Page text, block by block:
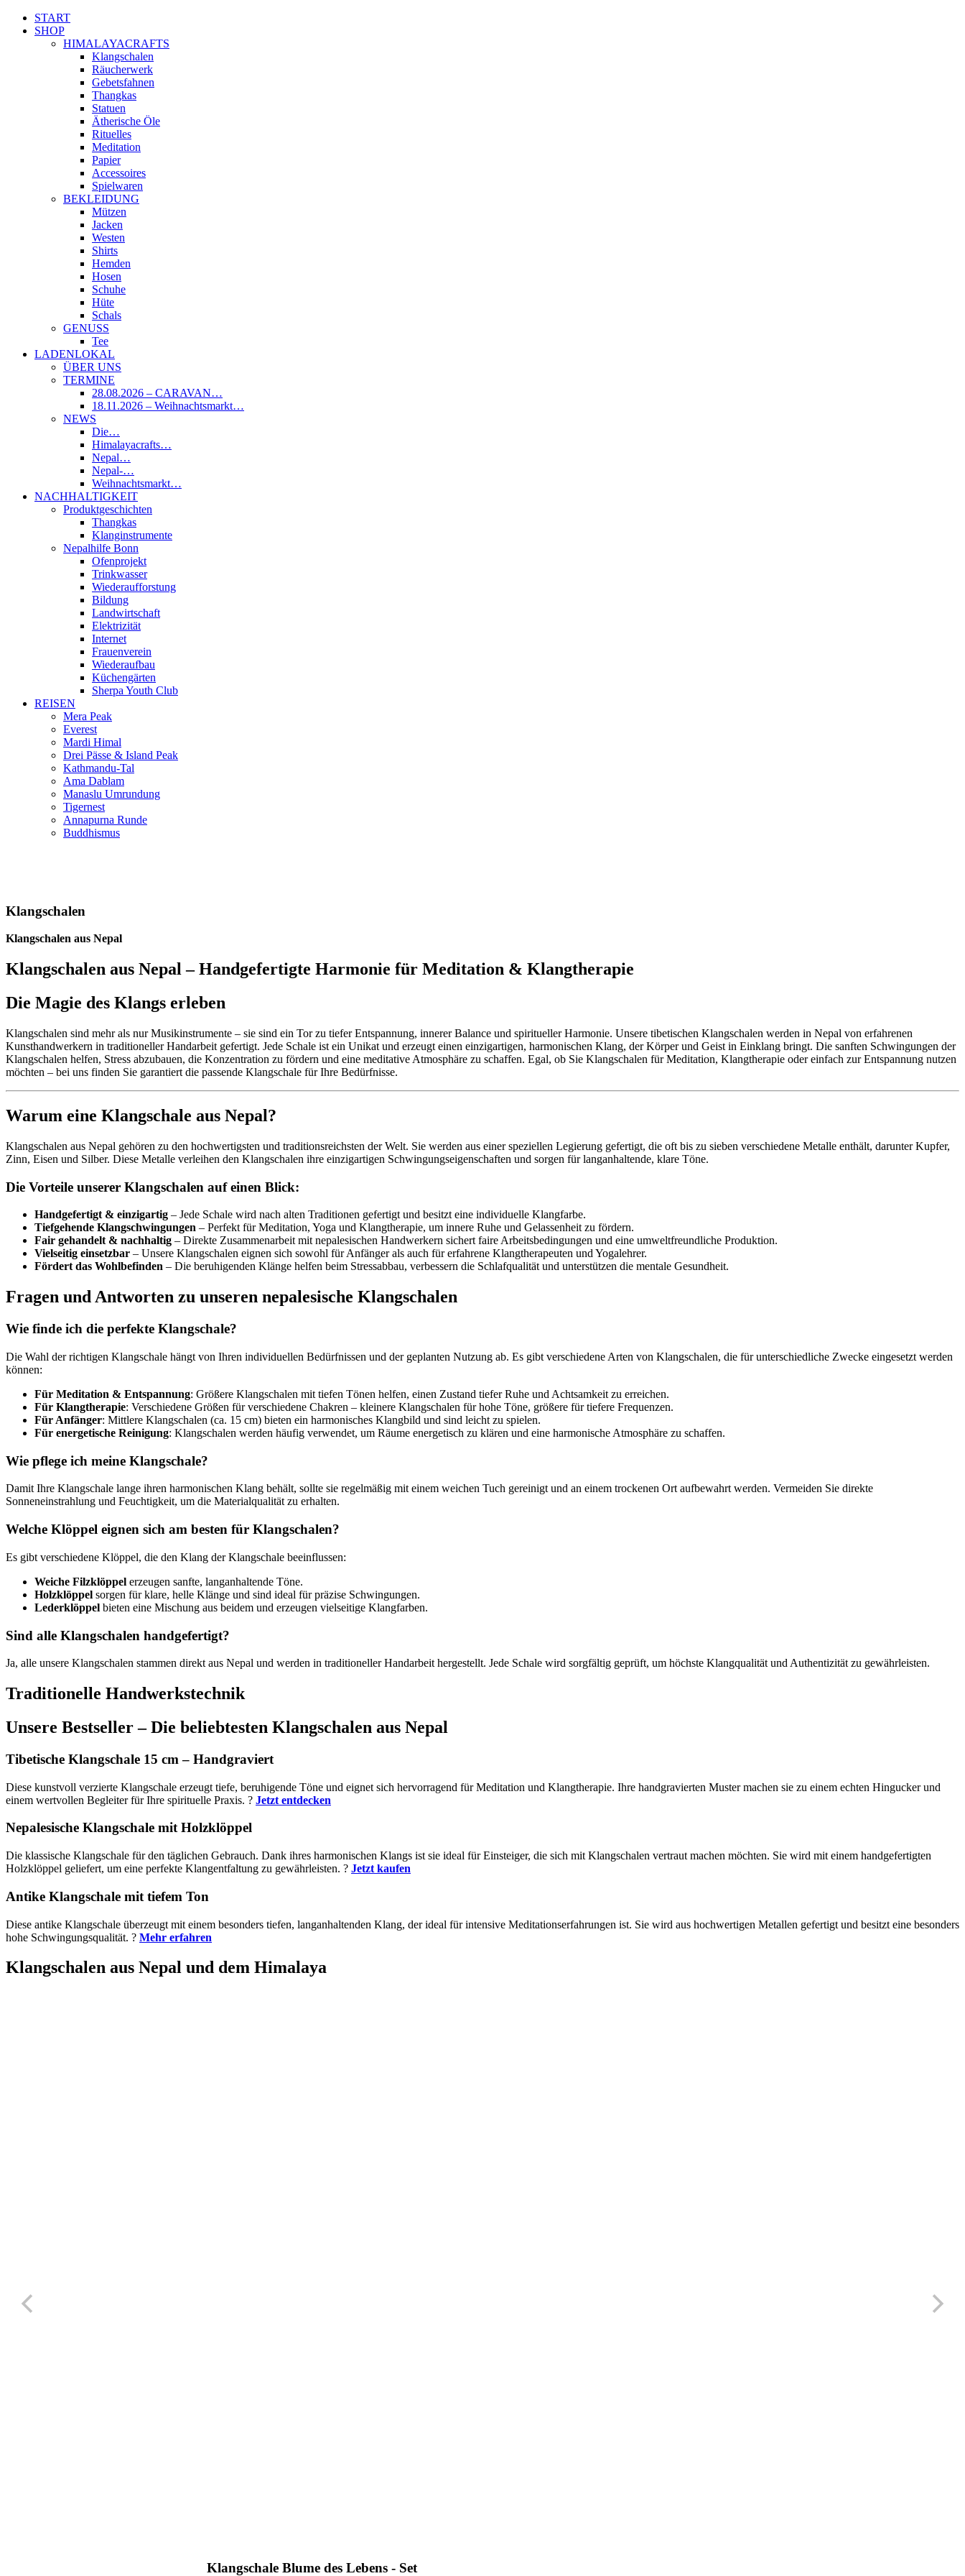
START
SHOP
HIMALAYACRAFTS
Klangschalen
Räucherwerk
Gebetsfahnen
Thangkas
Statuen
Ätherische Öle
Rituelles
Meditation
Papier
Accessoires
Spielwaren
BEKLEIDUNG
Mützen
Jacken
Westen
Shirts
Hemden
Hosen
Schuhe
Hüte
Schals
GENUSS
Tee
LADENLOKAL
ÜBER UNS
TERMINE
28.08.2026 – CARAVAN…
18.11.2026 – Weihnachtsmarkt…
NEWS
Die…
Himalayacrafts…
Nepal…
Nepal-…
Weihnachtsmarkt…
NACHHALTIGKEIT
Produktgeschichten
Thangkas
Klanginstrumente
Nepalhilfe Bonn
Ofenprojekt
Trinkwasser
Wiederaufforstung
Bildung
Landwirtschaft
Elektrizität
Internet
Frauenverein
Wiederaufbau
Küchengärten
Sherpa Youth Club
REISEN
Mera Peak
Everest
Mardi Himal
Drei Pässe & Island Peak
Kathmandu-Tal
Ama Dablam
Manaslu Umrundung
Tigernest
Annapurna Runde
Buddhismus
Klangschalen
Klangschalen aus Nepal
Klangschalen aus Nepal – Handgefertigte Harmonie für Meditation & Klangtherapie
Die Magie des Klangs erleben
Klangschalen sind mehr als nur Musikinstrumente – sie sind ein Tor zu tiefer Entspannung, innerer Balance und spiritueller Harmonie. Unsere tibetischen Klangschalen werden in Nepal von erfahrenen
Kunsthandwerkern in traditioneller Handarbeit gefertigt. Jede Schale ist ein Unikat und erzeugt einen einzigartigen, harmonischen Klang, der Körper und Geist in Einklang bringt. Die sanften Schwingungen der
Klangschalen helfen, Stress abzubauen, die Konzentration zu fördern und eine meditative Atmosphäre zu schaffen. Egal, ob Sie Klangschalen für Meditation, Klangtherapie oder einfach zur Entspannung nutzen
möchten – bei uns finden Sie garantiert die passende Klangschale für Ihre Bedürfnisse.
Warum eine Klangschale aus Nepal?
Klangschalen aus Nepal gehören zu den hochwertigsten und traditionsreichsten der Welt. Sie werden aus einer speziellen Legierung gefertigt, die oft bis zu sieben verschiedene Metalle enthält, darunter Kupfer,
Zinn, Eisen und Silber. Diese Metalle verleihen den Klangschalen ihre einzigartigen Schwingungseigenschaften und sorgen für langanhaltende, klare Töne.
Die Vorteile unserer Klangschalen auf einen Blick:
Handgefertigt & einzigartig – Jede Schale wird nach alten Traditionen gefertigt und besitzt eine individuelle Klangfarbe.
Tiefgehende Klangschwingungen – Perfekt für Meditation, Yoga und Klangtherapie, um innere Ruhe und Gelassenheit zu fördern.
Fair gehandelt & nachhaltig – Direkte Zusammenarbeit mit nepalesischen Handwerkern sichert faire Arbeitsbedingungen und eine umweltfreundliche Produktion.
Vielseitig einsetzbar – Unsere Klangschalen eignen sich sowohl für Anfänger als auch für erfahrene Klangtherapeuten und Yogalehrer.
Fördert das Wohlbefinden – Die beruhigenden Klänge helfen beim Stressabbau, verbessern die Schlafqualität und unterstützen die mentale Gesundheit.
Fragen und Antworten zu unseren nepalesische Klangschalen
Wie finde ich die perfekte Klangschale?
Die Wahl der richtigen Klangschale hängt von Ihren individuellen Bedürfnissen und der geplanten Nutzung ab. Es gibt verschiedene Arten von Klangschalen, die für unterschiedliche Zwecke eingesetzt werden
können:
Für Meditation & Entspannung: Größere Klangschalen mit tiefen Tönen helfen, einen Zustand tiefer Ruhe und Achtsamkeit zu erreichen.
Für Klangtherapie: Verschiedene Größen für verschiedene Chakren – kleinere Klangschalen für hohe Töne, größere für tiefere Frequenzen.
Für Anfänger: Mittlere Klangschalen (ca. 15 cm) bieten ein harmonisches Klangbild und sind leicht zu spielen.
Für energetische Reinigung: Klangschalen werden häufig verwendet, um Räume energetisch zu klären und eine harmonische Atmosphäre zu schaffen.
Wie pflege ich meine Klangschale?
Damit Ihre Klangschale lange ihren harmonischen Klang behält, sollte sie regelmäßig mit einem weichen Tuch gereinigt und an einem trockenen Ort aufbewahrt werden. Vermeiden Sie direkte
Sonneneinstrahlung und Feuchtigkeit, um die Materialqualität zu erhalten.
Welche Klöppel eignen sich am besten für Klangschalen?
Es gibt verschiedene Klöppel, die den Klang der Klangschale beeinflussen:
Weiche Filzklöppel erzeugen sanfte, langanhaltende Töne.
Holzklöppel sorgen für klare, helle Klänge und sind ideal für präzise Schwingungen.
Lederklöppel bieten eine Mischung aus beidem und erzeugen vielseitige Klangfarben.
Sind alle Klangschalen handgefertigt?
Ja, alle unsere Klangschalen stammen direkt aus Nepal und werden in traditioneller Handarbeit hergestellt. Jede Schale wird sorgfältig geprüft, um höchste Klangqualität und Authentizität zu gewährleisten.
Traditionelle Handwerkstechnik
Unsere Bestseller – Die beliebtesten Klangschalen aus Nepal
Tibetische Klangschale 15 cm – Handgraviert
Diese kunstvoll verzierte Klangschale erzeugt tiefe, beruhigende Töne und eignet sich hervorragend für Meditation und Klangtherapie. Ihre handgravierten Muster machen sie zu einem echten Hingucker und
einem wertvollen Begleiter für Ihre spirituelle Praxis. ? Jetzt entdecken
Nepalesische Klangschale mit Holzklöppel
Die klassische Klangschale für den täglichen Gebrauch. Dank ihres harmonischen Klangs ist sie ideal für Einsteiger, die sich mit Klangschalen vertraut machen möchten. Sie wird mit einem handgefertigten
Holzklöppel geliefert, um eine perfekte Klangentfaltung zu gewährleisten. ? Jetzt kaufen
Antike Klangschale mit tiefem Ton
Diese antike Klangschale überzeugt mit einem besonders tiefen, langanhaltenden Klang, der ideal für intensive Meditationserfahrungen ist. Sie wird aus hochwertigen Metallen gefertigt und besitzt eine besonders
hohe Schwingungsqualität. ? Mehr erfahren
Klangschalen aus Nepal und dem Himalaya
Klangschale Blume des Lebens - Set